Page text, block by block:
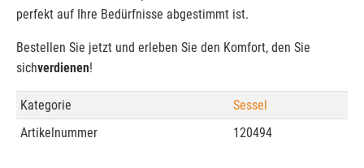
perfekt auf Ihre Bedürfnisse abgestimmt ist.
Bestellen Sie jetzt und erleben Sie den Komfort, den Sie
sichverdienen!
Kategorie
Sessel
Artikelnummer
120494